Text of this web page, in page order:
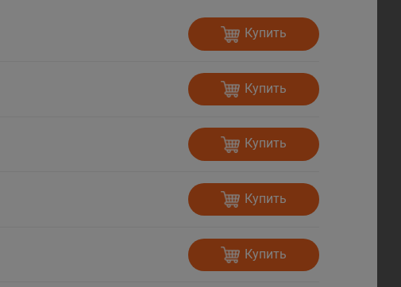
Купить
Купить
Купить
Купить
Купить